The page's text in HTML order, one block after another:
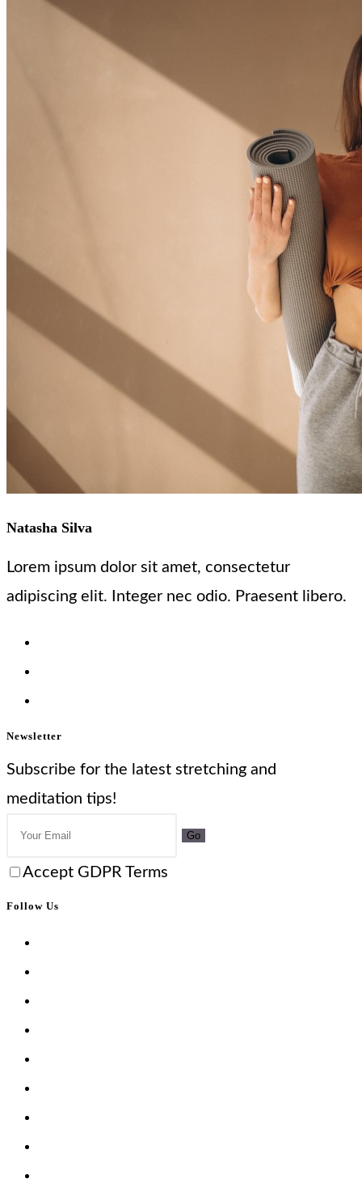
Natasha Silva
Lorem ipsum dolor sit amet, consectetur
adipiscing elit. Integer nec odio. Praesent libero.
Newsletter
Subscribe for the latest stretching and
meditation tips!
Go
Accept GDPR Terms
Follow Us